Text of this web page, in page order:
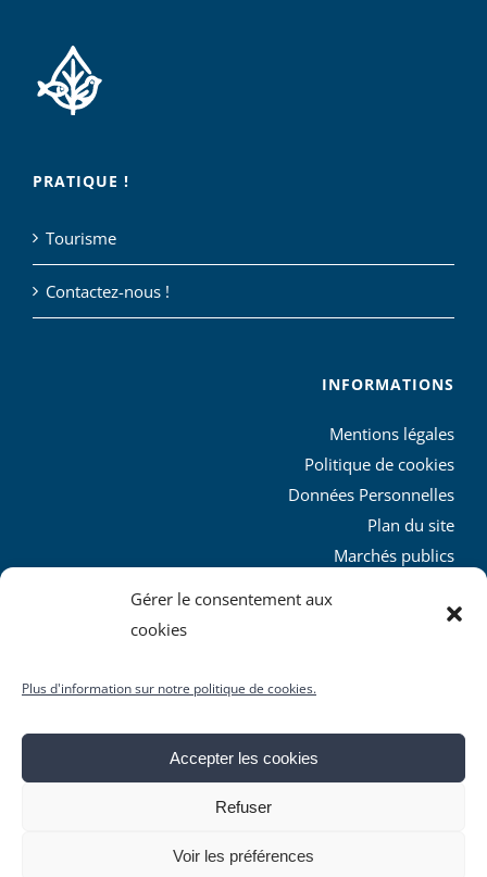
Gérer le consentement aux
cookies
Plus d'information sur notre politique de cookies.
Accepter les cookies
Refuser
Voir les préférences
PRATIQUE !
Tourisme
Contactez-nous !
INFORMATIONS
Mentions légales
Politique de cookies
Données Personnelles
Plan du site
Marchés publics
L’agglo recrute
réservés
Facebook
X YouTubeInstagram